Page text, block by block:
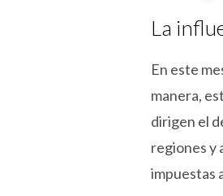
La
En este
manera,
dirigen el
regiones y
impuestas